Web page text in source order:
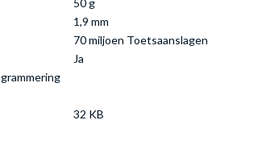
50 g
1,9 mm
70 miljoen Toetsaanslagen
Ja
32 KB